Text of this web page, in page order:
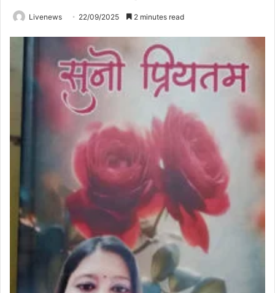
Livenews 22/09/2025 2 minutes read